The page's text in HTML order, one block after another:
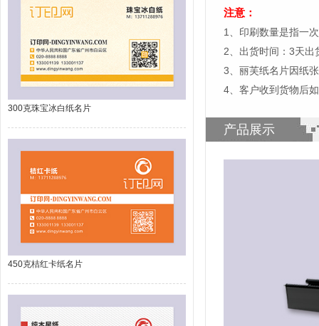
300克珠宝冰白纸名片
450克桔红卡纸名片
注意：
1、印刷数量是指一
2、出货时间：3天出
3、丽芙纸名片因纸
4、客户收到货物后
产品展示